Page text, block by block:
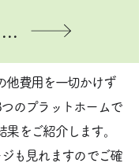
独学で身に付けたい方はこちら
他費用を一切かけず
のプラットホームで
をご紹介します。
も見れますのでご確